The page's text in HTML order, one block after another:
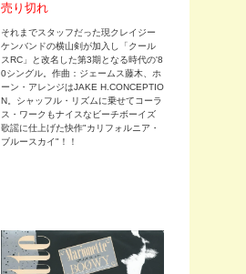
売り切れ
それまでスタッフだった現クレイジー
ケンバンドの横山剣が加入し「クール
スRC」と改名した第3期となる時代の'8
0シングル。作曲：ジェームス藤木、ホ
ーン・アレンジはJAKE H.CONCEPTIO
N。シャッフル・リズムに乗せてコーラ
ス・ワークもナイスなビーチボーイズ
歌謡に仕上げた快作"カリフォルニア・
ブルースカイ"！！